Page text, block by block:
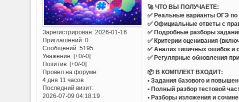
Зарегистрирован: 2026-01-16
Приглашений:0
Сообщений:5195
Уважение: [+0/-0]
Позитив: [+0/-0]
Провел на форуме:
4 дня 11 часов
Последний визит:
2026-07-09 04:18:19
🚀 ЧТО ВЫ ПОЛУЧАЕТЕ:
✅ Реальные варианты ОГЭ по
✅ Официальные ответы с
✅ Подробные разборы
✅ Критерии оценивания
✅ Анализ типичных ошибок
✅ Регулярные обновления
📦 В КОМПЛЕКТ ВХОДИТ:
• Задания базового и
• Полный разбор тестовой
• Разборы изложения и